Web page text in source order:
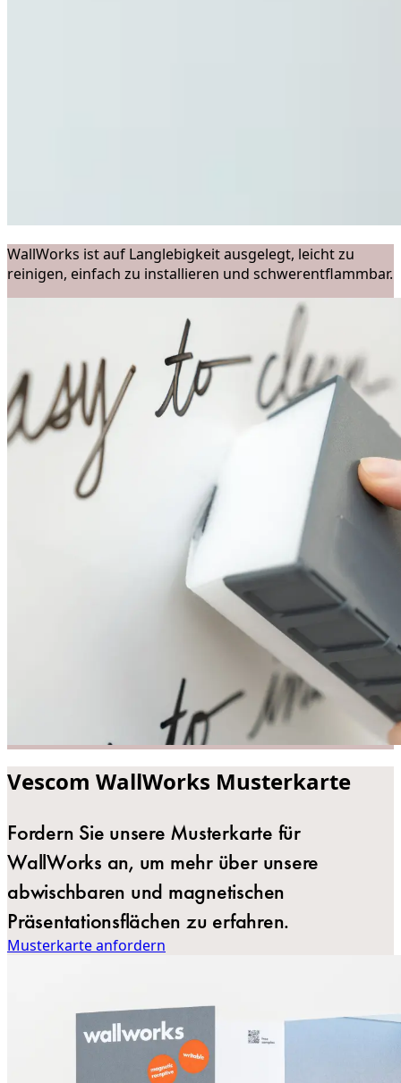
WallWorks ist auf Langlebigkeit ausgelegt, leicht zu
reinigen, einfach zu installieren und schwerentflammbar.
Vescom WallWorks Musterkarte
Fordern Sie unsere Musterkarte für
WallWorks an, um mehr über unsere
abwischbaren und magnetischen
Präsentationsflächen zu erfahren.
Musterkarte anfordern